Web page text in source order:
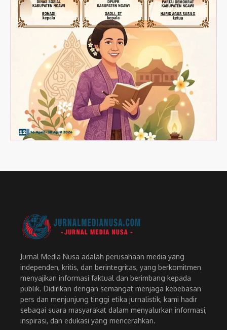
Jurnal Media Nusa adalah perusahaan media yang
independen, kritis, dan berintegritas, yang berkomitmen
menyajikan informasi faktual dan berimbang kepada
publik. Didirikan dengan semangat menjaga kebebasan
pers dan menjunjung tinggi etika jurnalistik, kami hadir
sebagai suara masyarakat dalam menyalurkan informasi,
inspirasi, dan edukasi yang mencerahkan.